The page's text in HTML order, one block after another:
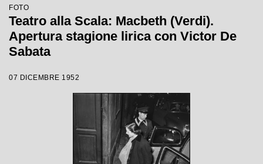
FOTO
Teatro alla Scala: Macbeth (Verdi).
Apertura stagione lirica con Victor De
Sabata
07 DICEMBRE 1952